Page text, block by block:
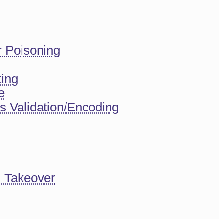
Poisoning
Validation/Encoding